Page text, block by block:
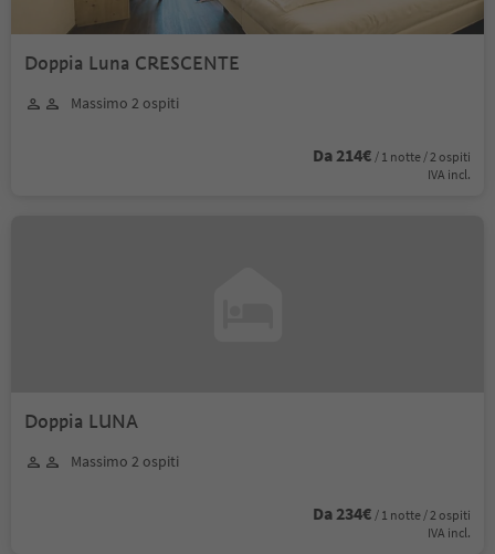
Doppia Luna CRESCENTE
Massimo 2 ospiti
Da 214€ / 1 notte / 2 ospiti
IVA incl.
Doppia LUNA
Massimo 2 ospiti
Da 234€ / 1 notte / 2 ospiti
IVA incl.